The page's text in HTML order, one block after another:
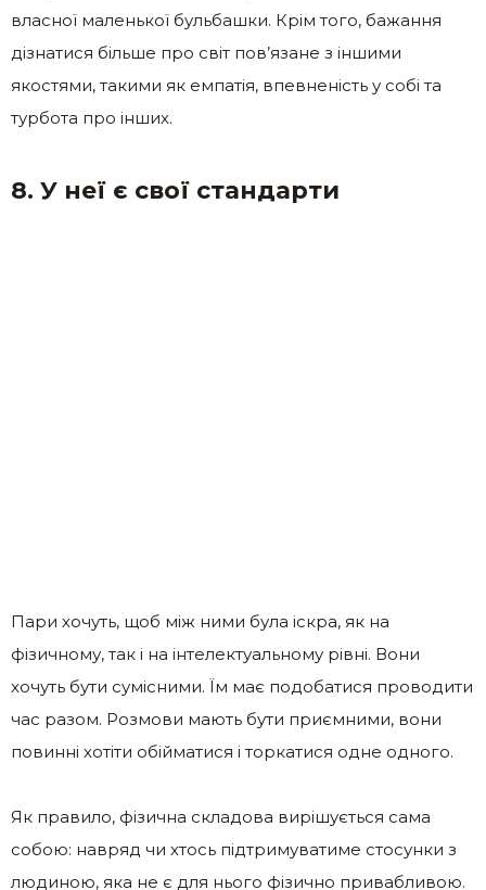
власної маленької бульбашки. Крім того, бажання
дізнатися більше про світ пов’язане з іншими
якостями, такими як емпатія, впевненість у собі та
турбота про інших.
8. У неї є свої стандарти
Пари хочуть, щоб між ними була іскра, як на
фізичному, так і на інтелектуальному рівні. Вони
хочуть бути сумісними. Їм має подобатися проводити
час разом. Розмови мають бути приємними, вони
повинні хотіти обійматися і торкатися одне одного.
Як правило, фізична складова вирішується сама
собою: навряд чи хтось підтримуватиме стосунки з
людиною, яка не є для нього фізично привабливою.